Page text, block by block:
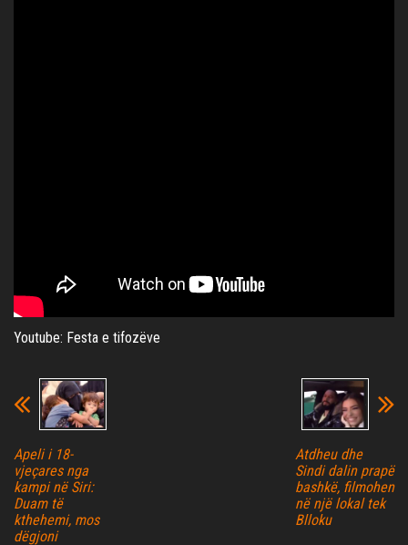
Youtube: Festa e tifozëve
Apeli i 18-
vjeçares nga
kampi në Siri:
Duam të
kthehemi, mos
dëgjoni
Atdheu dhe
Sindi dalin prapë
bashkë, filmohen
në një lokal tek
Blloku